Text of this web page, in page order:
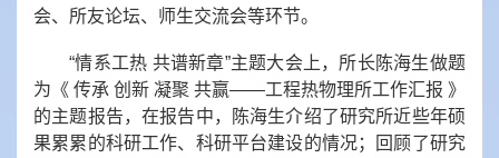
会、所友论坛、师生交流会等环节。
“情系工热 共谱新章”主题大会上，所长陈海生做题
为《 传承 创新 凝聚 共赢——工程热物理所工作汇报 》
的主题报告，在报告中，陈海生介绍了研究所近些年硕
果累累的科研工作、科研平台建设的情况；回顾了研究